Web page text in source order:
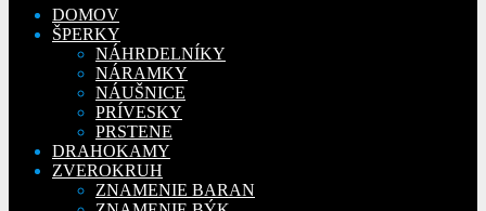
DOMOV
ŠPERKY
NÁHRDELNÍKY
NÁRAMKY
NÁUŠNICE
PRÍVESKY
PRSTENE
DRAHOKAMY
ZVEROKRUH
ZNAMENIE BARAN